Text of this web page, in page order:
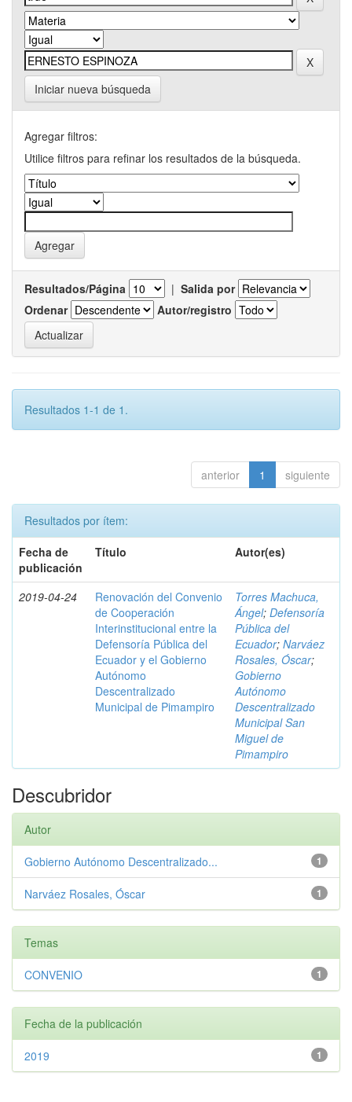
Iniciar nueva búsqueda
Agregar filtros:
Utilice filtros para refinar los resultados de la búsqueda.
Resultados/Página | Salida por
Ordenar
Autor/registro
Resultados 1-1 de 1.
anterior 1 siguiente
Resultados por ítem:
Fecha de
publicación
Título Autor(es)
2019-04-24
Renovación del Convenio
de Cooperación
Interinstitucional entre la
Defensoría Pública del
Ecuador y el Gobierno
Autónomo
Descentralizado
Municipal de Pimampiro
Torres Machuca,
Ángel; Defensoría
Pública del
Ecuador; Narváez
Rosales, Óscar;
Gobierno
Autónomo
Descentralizado
Municipal San
Miguel de
Pimampiro
Descubridor
Autor
1
Gobierno Autónomo Descentralizado...
1
Narváez Rosales, Óscar
Temas
1
CONVENIO
Fecha de la publicación
1
2019